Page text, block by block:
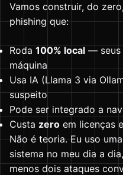
Vamos construir, do
phishing que:
Roda 100% local — seus
máquina
Usa IA (Llama 3 via
suspeito
Pode ser integrado a
Custa zero em licenças
Não é teoria. Eu uso
sistema no meu dia a
menos dois ataques